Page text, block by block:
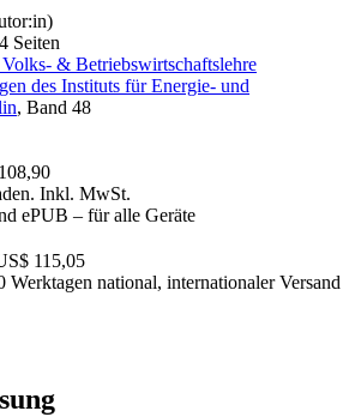
Seiten
& Betriebswirtschaftslehre
des Instituts für Energie- und
, Band 48
Inkl. MwSt.
ePUB – für alle Geräte
115,05
Werktagen national, internationaler Versand